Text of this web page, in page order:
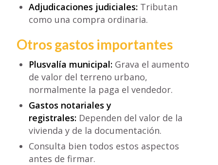
Adjudicaciones judiciales:Tributan
como una compra ordinaria.
Otros gastos importantes
Plusvalía municipal:Grava el aumento
de valor del terreno urbano,
normalmente la paga el vendedor.
Gastos notariales y
registrales:Dependen del valor de la
vivienda y de la documentación.
Consulta bien todos estos aspectos
antes de firmar.